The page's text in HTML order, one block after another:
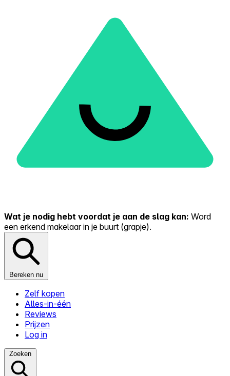
Wat je nodig hebt voordat je aan de slag kan: Word
een erkend makelaar in je buurt (grapje).
Bereken nu
Zelf kopen
Alles-in-één
Reviews
Prijzen
Log in
Zoeken